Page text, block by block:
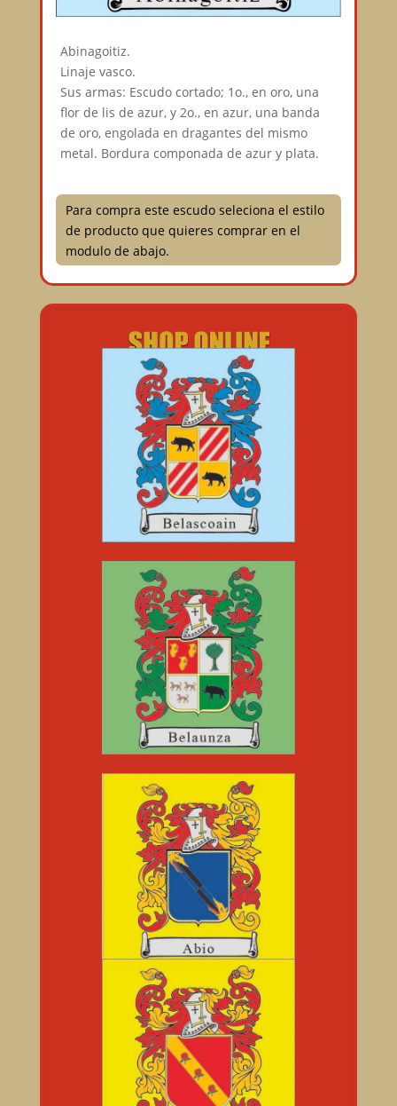
Abinagoitiz.
Linaje vasco.
Sus armas: Escudo cortado; 1o., en oro, una
flor de lis de azur, y 2o., en azur, una banda
de oro, engolada en dragantes del mismo
metal. Bordura componada de azur y plata.
Para compra este escudo seleciona el estilo
de producto que quieres comprar en el
modulo de abajo.